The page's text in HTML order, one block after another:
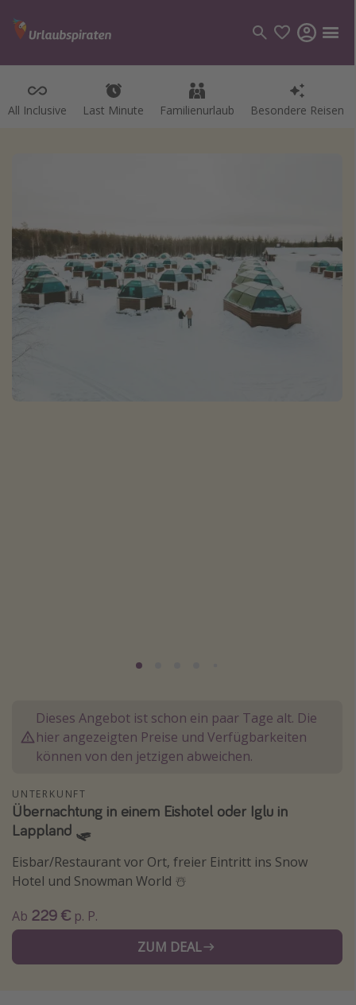
All Inclusive Last Minute Familienurlaub Besondere Reisen
Kategorien
Reiseziele
Alle Reiseziele
Gozo Urlaub
Wochenendtrip
Singlereisen
Gruppenreisen
Hotels in Hamburg
Hotels in Amsterdam
Hotels am Achensee
Weitere Themen
Reise Journal
Dieses Angebot ist schon ein paar Tage alt. Die
hier angezeigten Preise und Verfügbarkeiten
können von den jetzigen abweichen.
UNTERKUNFT
Übernachtung in einem Eishotel oder Iglu in
Lappland 🛷
Eisbar/Restaurant vor Ort, freier Eintritt ins Snow
Hotel und Snowman World ☃️
Ab 229 € p. P.
ZUM DEAL